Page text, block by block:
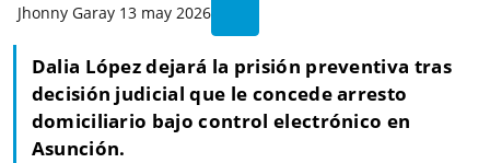
Jhonny Garay 13 may 2026
Dalia López dejará la prisión preventiva tras
decisión judicial que le concede arresto
domiciliario bajo control electrónico en
Asunción.